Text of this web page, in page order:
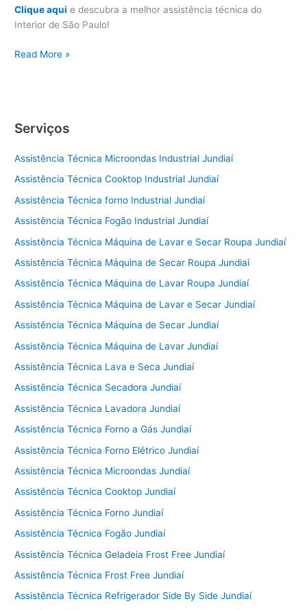
Clique aqui e descubra a melhor assistência técnica do
Interior de São Paulo!
Campo
Eletrodoméstico
Read More »
Serviços
Assistência Técnica Microondas Industrial Jundiaí
Assistência Técnica Cooktop Industrial Jundiaí
Assistência Técnica forno Industrial Jundiaí
Assistência Técnica Fogão Industrial Jundiaí
Assistência Técnica Máquina de Lavar e Secar Roupa Jundiaí
Assistência Técnica Máquina de Secar Roupa Jundiaí
Assistência Técnica Máquina de Lavar Roupa Jundiaí
Assistência Técnica Máquina de Lavar e Secar Jundiaí
Assistência Técnica Máquina de Secar Jundiaí
Assistência Técnica Máquina de Lavar Jundiaí
Assistência Técnica Lava e Seca Jundiaí
Assistência Técnica Secadora Jundiaí
Assistência Técnica Lavadora Jundiaí
Assistência Técnica Forno a Gás Jundiaí
Assistência Técnica Forno Elétrico Jundiaí
Assistência Técnica Microondas Jundiaí
Assistência Técnica Cooktop Jundiaí
Assistência Técnica Forno Jundiaí
Assistência Técnica Fogão Jundiaí
Assistência Técnica Geladeia Frost Free Jundiaí
Assistência Técnica Frost Free Jundiaí
Assistência Técnica Refrigerador Side By Side Jundiaí